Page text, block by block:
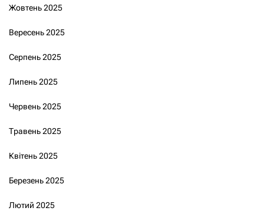
Жовтень 2025
Вересень 2025
Серпень 2025
Липень 2025
Червень 2025
Травень 2025
Квітень 2025
Березень 2025
Лютий 2025